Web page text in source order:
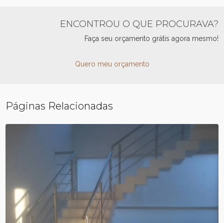
ENCONTROU O QUE PROCURAVA?
Faça seu orçamento grátis agora mesmo!
Quero meu orçamento
Páginas Relacionadas